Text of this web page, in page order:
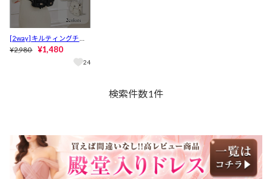
[2way]キルティングチェ
ーンショルダーリュック
¥2,980 ¥1,480
24
検索件数1件